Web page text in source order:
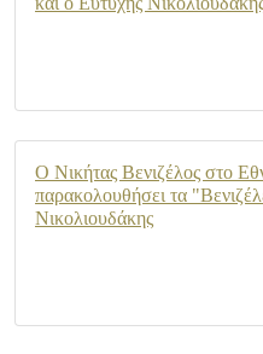
Ο Νικήτας Βενιζέλος στο
παρακολουθήσει τα
Νικολιουδάκης